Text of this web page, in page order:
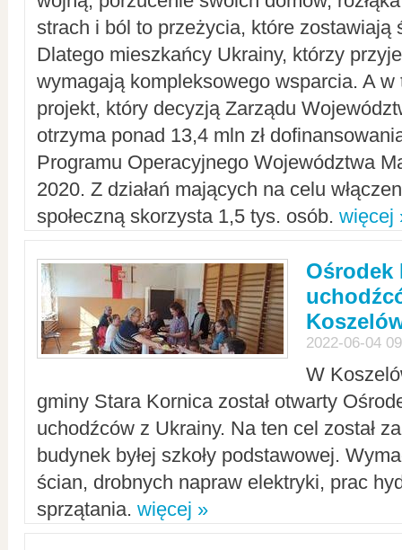
strach i ból to przeżycia, które zostawiają
Dlatego mieszkańcy Ukrainy, którzy
wymagają kompleksowego wsparcia. A w
projekt, który decyzją Zarządu
otrzyma ponad 13,4 mln zł
Programu Operacyjnego Województwa
2020. Z działań mających na celu
społeczną skorzysta 1,5 tys. osób. więcej
Ośrodek
2022-06-04
W
gminy Stara Kornica został otwarty
uchodźców z Ukrainy. Na ten cel został
budynek byłej szkoły podstawowej.
ścian, drobnych napraw elektryki, prac
sprzątania. więcej »